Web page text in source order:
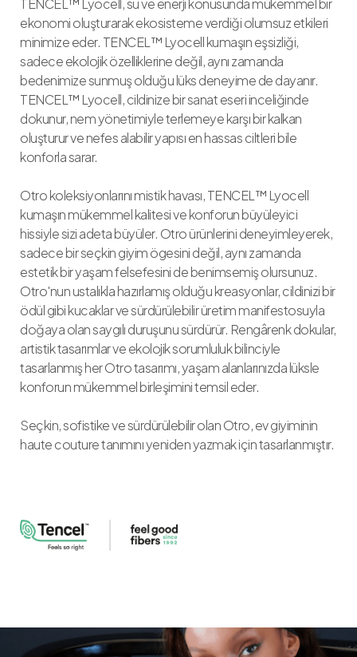
TENCEL™ Lyocell, su ve enerji konusunda mükemmel bir
ekonomi oluşturarak ekosisteme verdiği olumsuz etkileri
minimize eder. TENCEL™ Lyocell kumaşın eşsizliği,
sadece ekolojik özelliklerine değil, aynı zamanda
bedenimize sunmuş olduğu lüks deneyime de dayanır.
TENCEL™ Lyocell, cildinize bir sanat eseri inceliğinde
dokunur, nem yönetimiyle terlemeye karşı bir kalkan
oluşturur ve nefes alabilir yapısı en hassas ciltleri bile
konforla sarar.
Otro koleksiyonlarını mistik havası, TENCEL™ Lyocell
kumaşın mükemmel kalitesi ve konforun büyüleyici
hissiyle sizi adeta büyüler. Otro ürünlerini deneyimleyerek,
sadece bir seçkin giyim ögesini değil, aynı zamanda
estetik bir yaşam felsefesini de benimsemiş olursunuz.
Otro'nun ustalıkla hazırlamış olduğu kreasyonlar, cildinizi bir
ödül gibi kucaklar ve sürdürülebilir üretim manifestosuyla
doğaya olan saygılı duruşunu sürdürür. Rengârenk dokular,
artistik tasarımlar ve ekolojik sorumluluk bilinciyle
tasarlanmış her Otro tasarımı, yaşam alanlarınızda lüksle
konforun mükemmel birleşimini temsil eder.
Seçkin, sofistike ve sürdürülebilir olan Otro, ev giyiminin
haute couture tanımını yeniden yazmak için tasarlanmıştır.